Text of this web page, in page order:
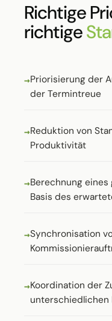
Richtige
richtige
Priorisierung der
der Termintreue
Reduktion von
Produktivität
Berechnung
Basis des
Synchronisation
Koordination der
unterschiedlichen